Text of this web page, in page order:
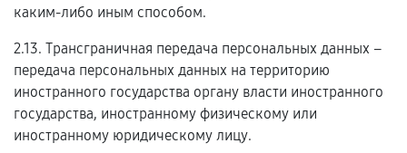
каким-либо иным способом.
2.13. Трансграничная передача персональных данных –
передача персональных данных на территорию
иностранного государства органу власти иностранного
государства, иностранному физическому или
иностранному юридическому лицу.